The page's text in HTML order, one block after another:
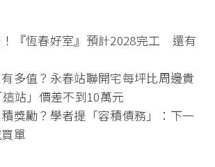
『恆春好室』預計2028完工 還有
多值？永春站聯開宅每坪比周邊貴
站」價差不到10萬元
獎勵？學者提「容積債務」：下一
單